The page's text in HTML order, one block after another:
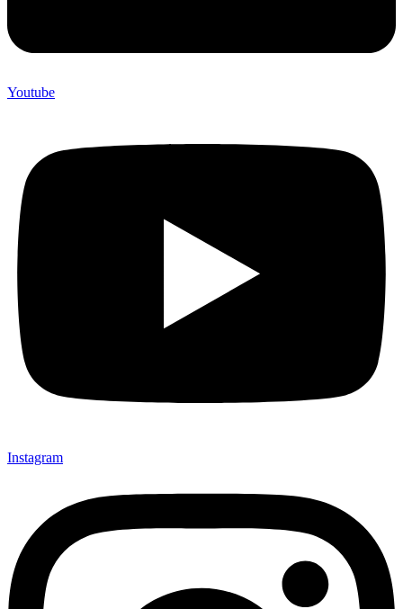
Youtube
Instagram